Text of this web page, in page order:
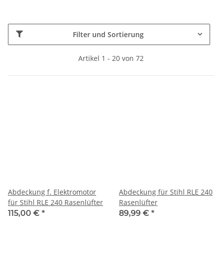
Filter und Sortierung
Artikel 1 - 20 von 72
Abdeckung f. Elektromotor
für Stihl RLE 240 Rasenlüfter
115,00 € *
Abdeckung für Stihl RLE 240
Rasenlüfter
89,99 € *